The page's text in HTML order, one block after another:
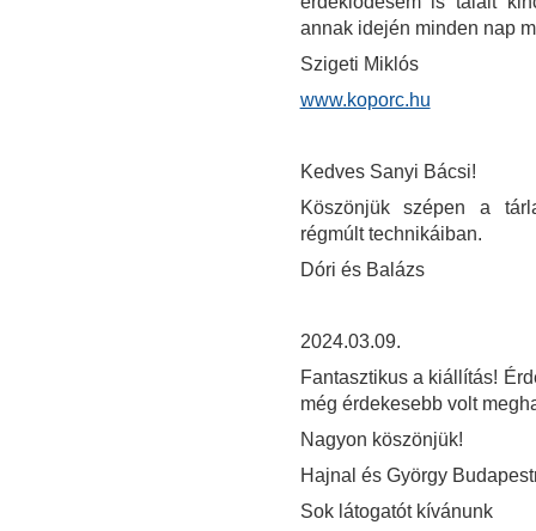
annak idején minden nap
Szigeti Miklós
www.koporc.hu
Kedves Sanyi Bácsi!
Köszönjük szépen a
régmúlt technikáiban.
Dóri és Balázs
2024.03.09.
Fantasztikus a kiállítás!
még érdekesebb volt
Nagyon köszönjük!
Hajnal és György
Sok látogatót kívánunk